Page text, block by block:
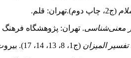
(ج2، چاپ دوم).تهران: قلم.
معنی‌شناسی. تهران: پژوهشگاه فرهنگ
تفسیر المیزان (ج1، 8، 13، 14، 17). بیروت: مؤسسة الأعلمی للمطبوعات.